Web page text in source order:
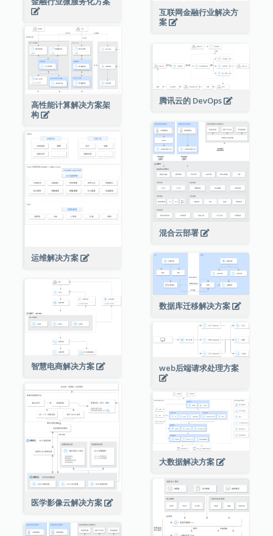
互联网金融行业解决方
案
高性能计算解决方案架
构
腾讯云的 DevOps
混合云部署
运维解决方案
数据库迁移解决方案
智慧电商解决方案 web后端请求处理方案
医学影像云解决方案
大数据解决方案